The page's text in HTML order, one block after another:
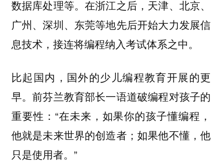
数据库处理等。在浙江之后，天津、北京、
广州、深圳、东莞等地先后开始大力发展信
息技术，接连将编程纳入考试体系之中。
比起国内，国外的少儿编程教育开展的更
早。前芬兰教育部长一语道破编程对孩子的
重要性：“在未来，如果你的孩子懂编程，
他就是未来世界的创造者；如果他不懂，他
只是使用者。”